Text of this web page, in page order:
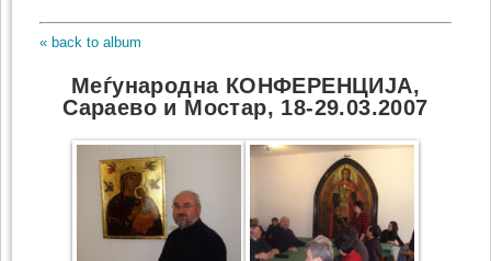
« back to album
Меѓународна КОНФЕРЕНЦИЈА,
Сараево и Мостар, 18-29.03.2007